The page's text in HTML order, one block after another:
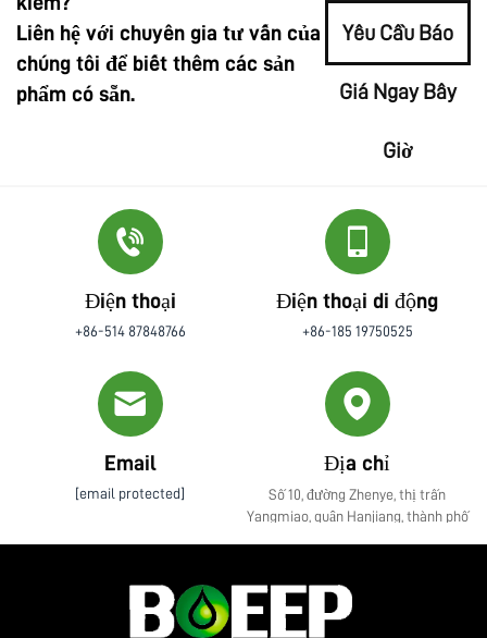
Liên hệ với chuyên gia tư vấn của
chúng tôi để biết thêm các sản
phẩm có sẵn.
Yêu Cầu Báo
Giá Ngay Bây
Giờ
Điện thoại
+86-514 87848766
Điện thoại di động
+86-185 19750525
Email
[email protected]
Địa chỉ
Số 10, đường Zhenye, thị trấn
Yangmiao, quận Hanjiang, thành phố